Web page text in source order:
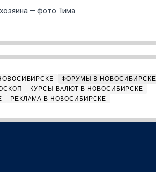
— фото Тима
ФОРУМЫ В НОВОСИБИРСКЕ
КУРСЫ ВАЛЮТ В НОВОСИБИРСКЕ
РЕКЛАМА В НОВОСИБИРСКЕ